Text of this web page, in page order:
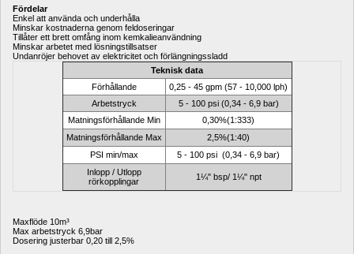
Fördelar
Enkel att använda och underhålla
Minskar kostnaderna genom feldoseringar
Tillåter ett brett omfång inom kemkalieanvändning
Minskar arbetet med lösningstillsatser
Undanröjer behovet av elektricitet och förlängningssladd
Teknisk data
Förhållande
0,25 - 45 gpm (57 - 10,000 lph)
Arbetstryck
5 - 100 psi (0,34 - 6,9 bar)
Matningsförhållande Min
0,30%(1:333)
Matningsförhållande Max
2,5%(1:40)
PSI min/max
5 - 100 psi (0,34 - 6,9 bar)
Inlopp / Utlopp
rörkopplingar
1¼" bsp/ 1¼" npt
Maxflöde 10m³
Max arbetstryck 6,9bar
Dosering justerbar 0,20 till 2,5%